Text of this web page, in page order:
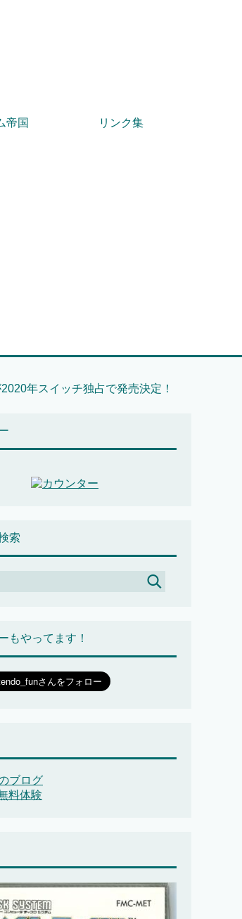
帝国 リンク集
年スイッチ独占で発売決定！
索
もやってます！
ブログ
料体験